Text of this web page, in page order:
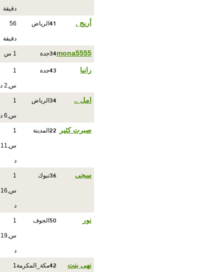
دقيقة
أريج . 41 الرياض 56
دقيقة
mona5555
34جدة 1 س
رانيا 43جدة 1
س,2 د
امل .. 34 الرياض 1
س,6 د
صبرت كثير 22 المدينة 1
س,11
د
سجى 36تبوك 1
س,16
د
نور 50 الجوف 1
س,19
د
نهى بنت
42مكة_المكرمة1